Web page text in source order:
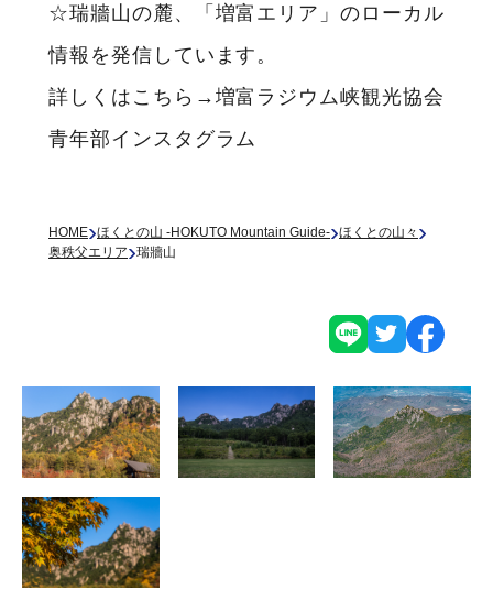
☆瑞牆山の麓、「増富エリア」のローカル
情報を発信しています。
詳しくはこちら→ 増富ラジウム峡観光協会
青年部インスタグラム
HOME›ほくとの山 -HOKUTO Mountain Guide-›ほくとの山々 ›
奥秩父エリア›瑞牆山